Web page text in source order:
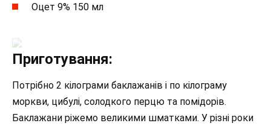
Оцет 9% 150 мл
Приготування:
Потрібно 2 кілограми баклажанів і по кілограму
моркви, цибулі, солодкого перцю та помідорів.
Баклажани ріжемо великими шматками. У різні роки